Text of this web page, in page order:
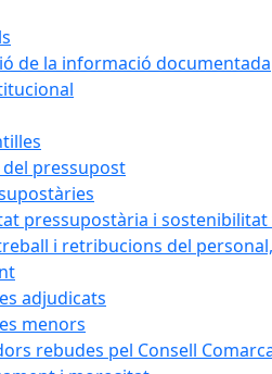
de la informació documentada
pressupost
pressupostària i
i retribucions del
adjudicats
menors
rebudes pel Consell